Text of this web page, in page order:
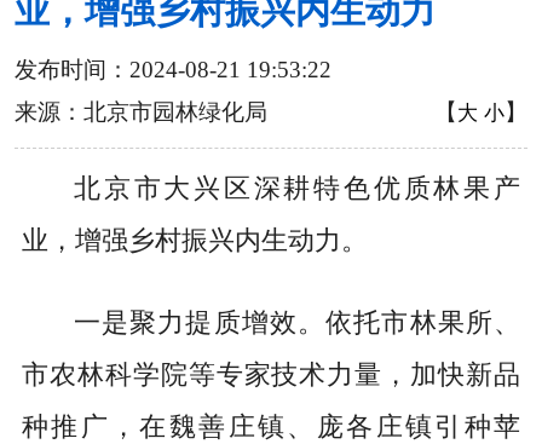
业，增强乡村振兴内生动力
发布时间：2024-08-21 19:53:22
来源：北京市园林绿化局
【 大 小】
北京市大兴区深耕特色优质林果产
业，增强乡村振兴内生动力。
一是聚力提质增效。依托市林果所、
市农林科学院等专家技术力量，加快新品
种推广，在魏善庄镇、庞各庄镇引种苹